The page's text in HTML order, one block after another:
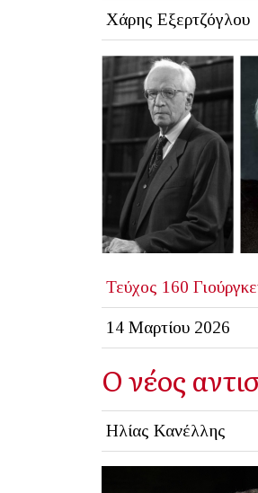
Χάρης Εξερτζόγλου
Τεύχος 160
14 Μαρτίου 2026
Ο νέος
Ηλίας Κανέλλης